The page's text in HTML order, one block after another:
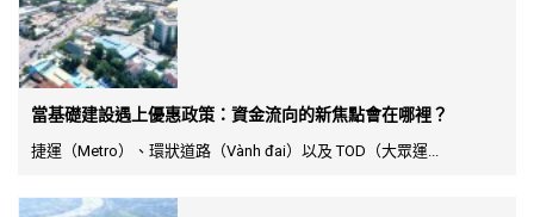
當基礎建設遇上優惠政策：資金流向的新焦點會在哪裡？
捷運（Metro）、環狀道路（Vành đai）以及 TOD（大眾運...